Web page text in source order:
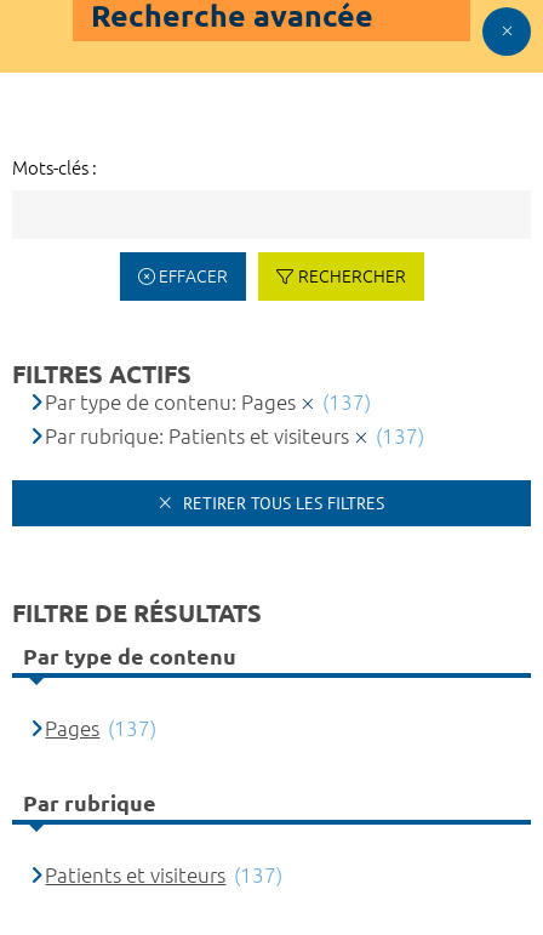
Recherche avancée
Mots-clés :
EFFACER RECHERCHER
FILTRES ACTIFS
Par type de contenu: Pages
(137)
Par rubrique: Patients et visiteurs
(137)
RETIRER TOUS LES FILTRES
FILTRE DE RÉSULTATS
Par type de contenu
Pages (137)
Par rubrique
Patients et visiteurs (137)